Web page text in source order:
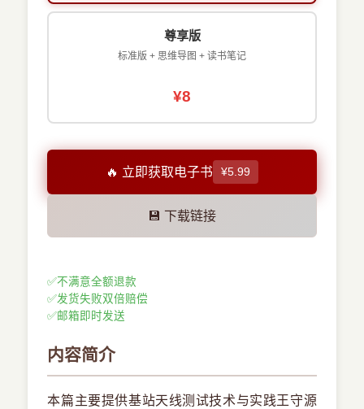
尊享版
标准版 + 思维导图 + 读书笔记
¥8
🔥 立即获取电子书 ¥5.99
💾 下载链接
✅不满意全额退款
✅发货失败双倍赔偿
✅邮箱即时发送
内容简介
本篇主要提供基站天线测试技术与实践王守源